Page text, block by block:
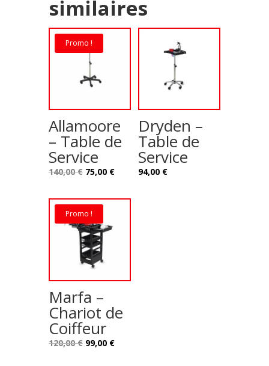
similaires
Promo !
Allamoore
– Table de
Service
140,00€ Le
initial
était :
140,00 €.
75,00 €Le
actuel
Dryden –
Table de
Service
94,00 €
Promo !
Marfa –
Chariot de
Coiffeur
120,00€ Le
99,00 €Le